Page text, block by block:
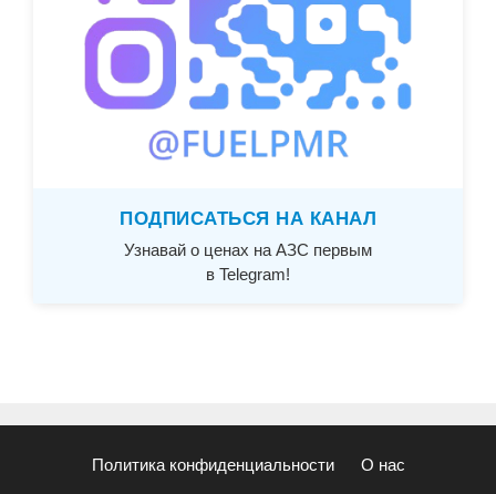
ПОДПИСАТЬСЯ НА КАНАЛ
Узнавай о ценах на АЗС первым
в Telegram!
Политика конфиденциальности О нас